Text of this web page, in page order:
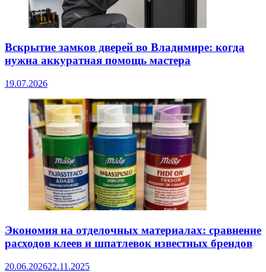
Вскрытие замков дверей во Владимире: когда
нужна аккуратная помощь мастера
19.07.2026
Экономия на отделочных материалах: сравнение
расходов клеев и шпатлевок известных брендов
20.06.202622.11.2025